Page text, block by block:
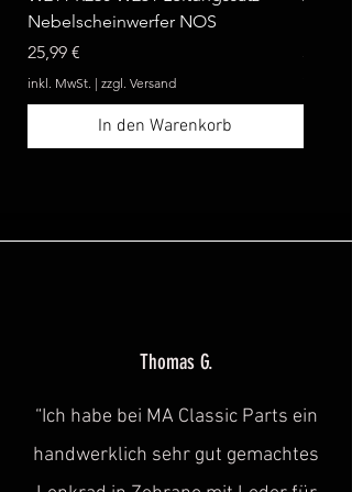
Nebelscheinwerfer NOS
Preis
25,99 €
inkl. MwSt. | zzgl. Versand
In den Warenkorb
Thomas G.
“Ich habe bei MA Classic Parts ein
handwerklich sehr gut gemachtes